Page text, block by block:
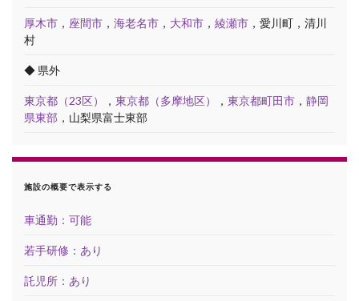
厚木市 ， 座間市 ， 海老名市 ， 大和市 ， 綾瀬市 ，愛川町，清川
村
◆ 県外
東京都（23区） ， 東京都（多摩地区） ， 東京都町田市 ， 静岡
県東部 ，山梨県富士東部
施設の概要で表示する
車通勤：可能
若手研修：あり
託児所：あり